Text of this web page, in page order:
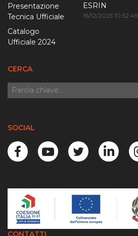
Presentazione
Tecnica Ufficiale
Catalogo
Ufficiale 2024
ESRIN
16/12/2025 10:52:49
CERCA
SOCIAL
CONTATTI